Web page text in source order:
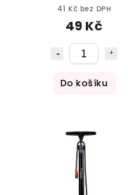
41 Kč bez DPH
49 Kč
Do košíku